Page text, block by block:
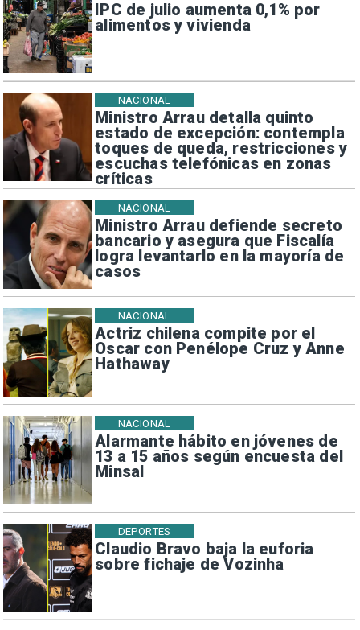
IPC de julio aumenta 0,1% por
alimentos y vivienda
Ministro Arrau detalla quinto
estado de excepción: contempla
toques de queda, restricciones y
escuchas telefónicas en zonas
críticas
NACIONAL
Ministro Arrau defiende secreto
bancario y asegura que Fiscalía
logra levantarlo en la mayoría de
casos
NACIONAL
Actriz chilena compite por el
Oscar con Penélope Cruz y Anne
Hathaway
NACIONAL
Alarmante hábito en jóvenes de
13 a 15 años según encuesta del
Minsal
NACIONAL
Claudio Bravo baja la euforia
sobre fichaje de Vozinha
DEPORTES